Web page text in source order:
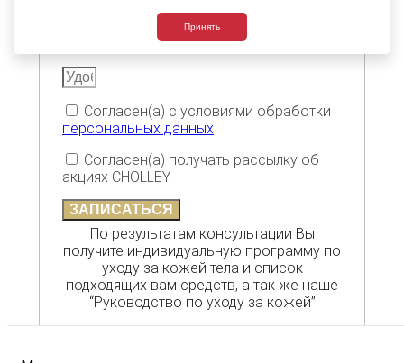
Принять
Согласен(а) с условиями обработки
персональных данных
Согласен(а) получать рассылку об
акциях CHOLLEY
ЗАПИСАТЬСЯ
По результатам консультации Вы
получите индивидуальную программу по
уходу за кожей тела и список
подходящих вам средств, а так же наше
“Руководство по уходу за кожей”